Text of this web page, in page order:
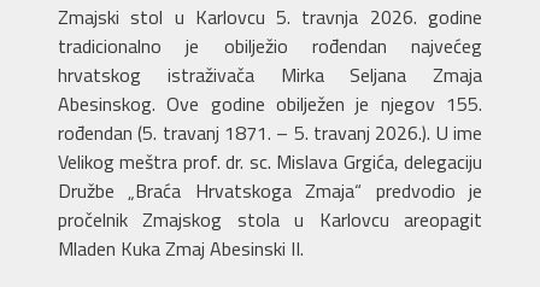
Zmajski stol u Karlovcu 5. travnja 2026. godine
tradicionalno je obilježio rođendan najvećeg
hrvatskog istraživača Mirka Seljana Zmaja
Abesinskog. Ove godine obilježen je njegov 155.
rođendan (5. travanj 1871. – 5. travanj 2026.). U ime
Velikog meštra prof. dr. sc. Mislava Grgića, delegaciju
Družbe „Braća Hrvatskoga Zmaja“ predvodio je
pročelnik Zmajskog stola u Karlovcu areopagit
Mladen Kuka Zmaj Abesinski II.